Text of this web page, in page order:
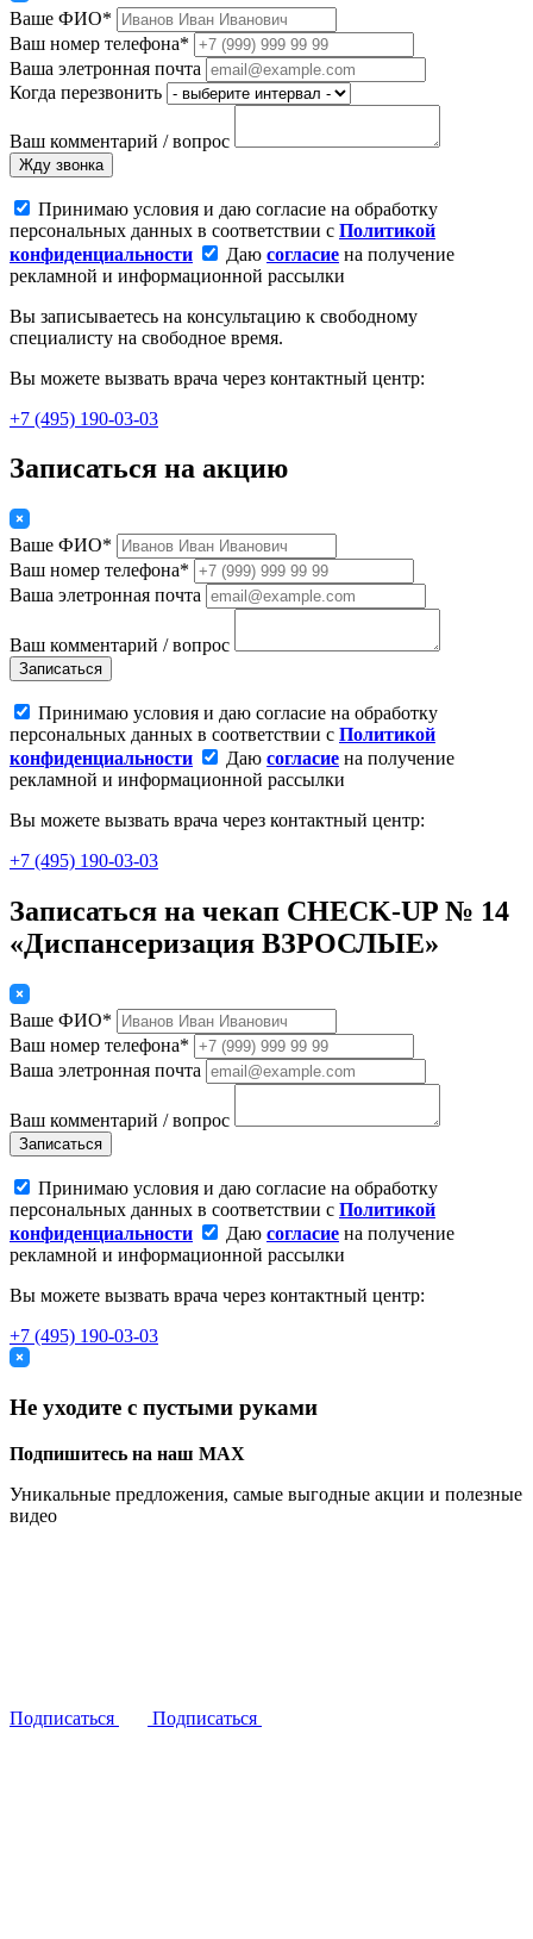
Ваше ФИО*
Ваш номер телефона*
Ваша элетронная почта
Когда перезвонить
Ваш комментарий / вопрос
Жду звонка
Принимаю условия и даю согласие на обработку
персональных данных в соответствии с Политикой
конфиденциальности
Даю согласие на получение
рекламной и информационной рассылки
Вы записываетесь на консультацию к свободному
специалисту на свободное время.
Вы можете вызвать врача через контактный центр:
+7 (495) 190-03-03
Записаться на акцию
Ваше ФИО*
Ваш номер телефона*
Ваша элетронная почта
Ваш комментарий / вопрос
Записаться
Принимаю условия и даю согласие на обработку
персональных данных в соответствии с Политикой
конфиденциальности
Даю согласие на получение
рекламной и информационной рассылки
Вы можете вызвать врача через контактный центр:
+7 (495) 190-03-03
Записаться на чекап CHECK-UP № 14
«Диспансеризация ВЗРОСЛЫЕ»
Ваше ФИО*
Ваш номер телефона*
Ваша элетронная почта
Ваш комментарий / вопрос
Записаться
Принимаю условия и даю согласие на обработку
персональных данных в соответствии с Политикой
конфиденциальности
Даю согласие на получение
рекламной и информационной рассылки
Вы можете вызвать врача через контактный центр:
+7 (495) 190-03-03
Не уходите с пустыми руками
Подпишитесь на наш MAX
Уникальные предложения, самые выгодные акции и полезные
видео
Подписаться Подписаться